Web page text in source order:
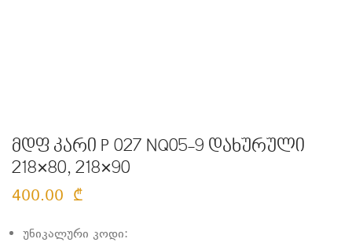
მდფ კარი P 027 NQ05-9 დახურული
218×80, 218×90
400.00 ₾
უნიკალური კოდი: